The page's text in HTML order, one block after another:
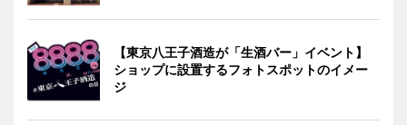
【東京八王子酒造が「生酒バー」イベント】
ショップに設置するフォトスポットのイメー
ジ